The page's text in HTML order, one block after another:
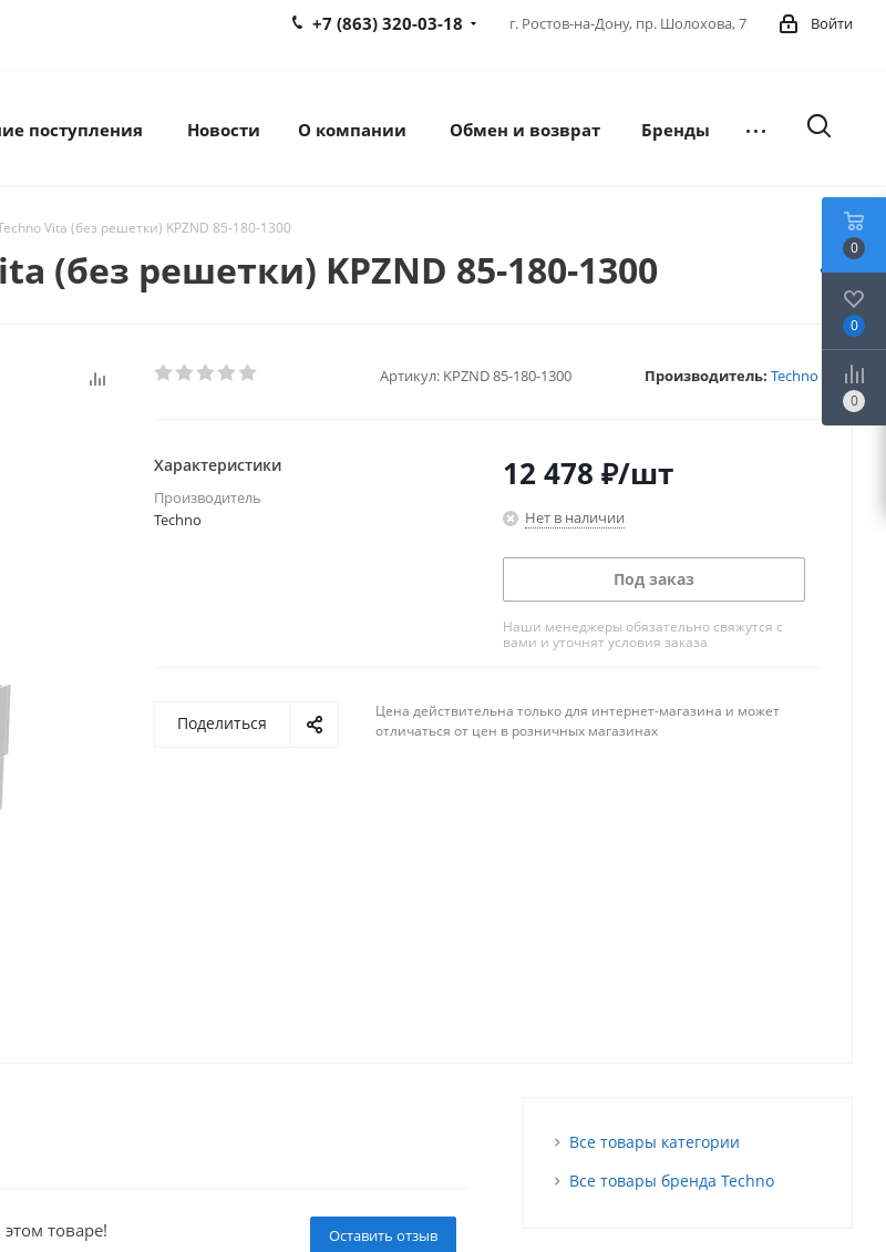
Войти
г. Ростов-на-Дону, пр. Шолохова, 7
+7 (863) 320-03-18
поступления Новости О компании Обмен и возврат Бренды
Vita (без решетки) KPZND 85-180-1300
(без решетки) KPZND 85-180-1300
Артикул: KPZND 85-180-1300 Производитель: Techno
Характеристики
Производитель
Techno
12 478 ₽/шт
Нет в наличии
Под заказ
Наши менеджеры обязательно свяжутся с
вами и уточнят условия заказа
Поделиться
Цена действительна только для интернет-магазина и может
отличаться от цен в розничных магазинах
Оставить отзыв
товаре!
Все товары категории
Все товары бренда Techno
0
0
0